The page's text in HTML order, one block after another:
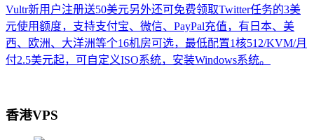
Vultr新用户注册送50美元另外还可免费领取Twitter任务的3美
元使用额度，支持支付宝、微信、PayPal充值，有日本、美
西、欧洲、大洋洲等个16机房可选，最低配置1核512/KVM/月
付2.5美元起，可自定义ISO系统，安装Windows系统。
香港VPS